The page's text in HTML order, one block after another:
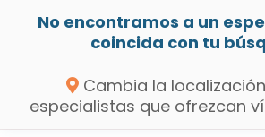
No encontramos a un
coincida con tu
Cambia la
especialistas que ofrezcan